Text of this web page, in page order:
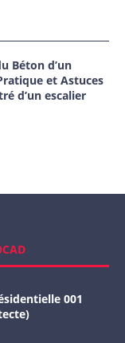
Béton d’un
et Astuces
d’un escalier
001